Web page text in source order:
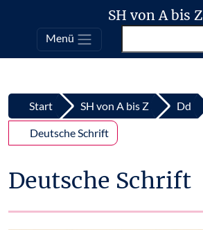
Top
Zum Inhalt springen
SH von A bis Z
Menü
Start SH von A bis Z Dd
Deutsche Schrift
Deutsche Schrift